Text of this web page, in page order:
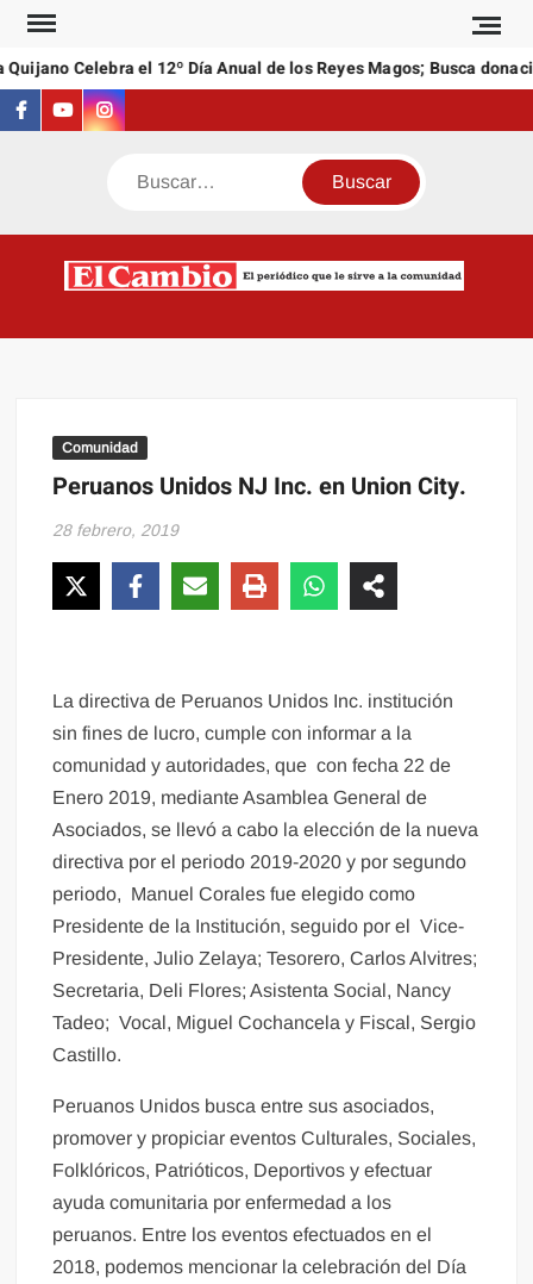
Saltar
contenidoCelebra el 12º Día Anual de los Reyes Magos; Busca
Facebook
YoutubeInstagram
Buscar
Comunidad
Peruanos Unidos NJ Inc. en Union City.
28 febrero, 2019
La directiva de Peruanos Unidos Inc. institución
sin fines de lucro, cumple con informar a la
comunidad y autoridades, que con fecha 22 de
Enero 2019, mediante Asamblea General de
Asociados, se llevó a cabo la elección de la nueva
directiva por el periodo 2019-2020 y por segundo
periodo, Manuel Corales fue elegido como
Presidente de la Institución, seguido por el Vice-
Presidente, Julio Zelaya; Tesorero, Carlos Alvitres;
Secretaria, Deli Flores; Asistenta Social, Nancy
Tadeo; Vocal, Miguel Cochancela y Fiscal, Sergio
Castillo.
Peruanos Unidos busca entre sus asociados,
promover y propiciar eventos Culturales, Sociales,
Folklóricos, Patrióticos, Deportivos y efectuar
ayuda comunitaria por enfermedad a los
peruanos. Entre los eventos efectuados en el
2018, podemos mencionar la celebración del Día